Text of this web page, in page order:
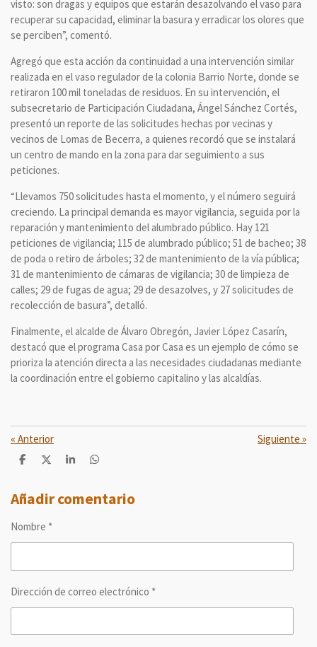
visto: son dragas y equipos que estarán desazolvando el vaso para
recuperar su capacidad, eliminar la basura y erradicar los olores que
se perciben”, comentó.
Agregó que esta acción da continuidad a una intervención similar
realizada en el vaso regulador de la colonia Barrio Norte, donde se
retiraron 100 mil toneladas de residuos. En su intervención, el
subsecretario de Participación Ciudadana, Ángel Sánchez Cortés,
presentó un reporte de las solicitudes hechas por vecinas y
vecinos de Lomas de Becerra, a quienes recordó que se instalará
un centro de mando en la zona para dar seguimiento a sus
peticiones.
“Llevamos 750 solicitudes hasta el momento, y el número seguirá
creciendo. La principal demanda es mayor vigilancia, seguida por la
reparación y mantenimiento del alumbrado público. Hay 121
peticiones de vigilancia; 115 de alumbrado público; 51 de bacheo; 38
de poda o retiro de árboles; 32 de mantenimiento de la vía pública;
31 de mantenimiento de cámaras de vigilancia; 30 de limpieza de
calles; 29 de fugas de agua; 29 de desazolves, y 27 solicitudes de
recolección de basura”, detalló.
Finalmente, el alcalde de Álvaro Obregón, Javier López Casarín,
destacó que el programa Casa por Casa es un ejemplo de cómo se
prioriza la atención directa a las necesidades ciudadanas mediante
la coordinación entre el gobierno capitalino y las alcaldías.
« Anterior Siguiente »
C
p
a
t
C
p
a
C
p
a
C
p
a
Añadir comentario
Nombre *
Dirección de correo electrónico *